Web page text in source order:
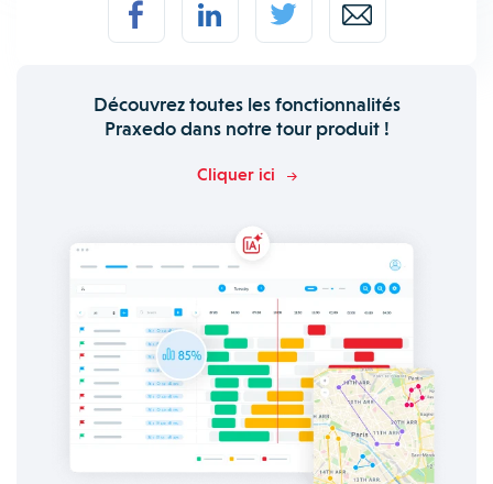
Découvrez toutes les fonctionnalités
Praxedo dans notre tour produit !
Cliquer ici